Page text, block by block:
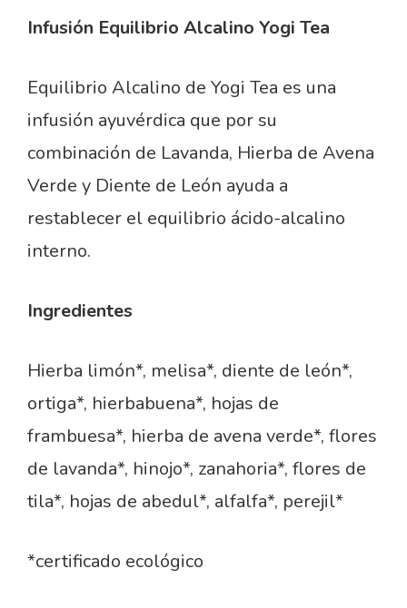
Infusión Equilibrio Alcalino Yogi Tea
Equilibrio Alcalino de Yogi Tea es una
infusión ayuvérdica que por su
combinación de Lavanda, Hierba de Avena
Verde y Diente de León ayuda a
restablecer el equilibrio ácido-alcalino
interno.
Ingredientes
Hierba limón*, melisa*, diente de león*,
ortiga*, hierbabuena*, hojas de
frambuesa*, hierba de avena verde*, flores
de lavanda*, hinojo*, zanahoria*, flores de
tila*, hojas de abedul*, alfalfa*, perejil*
*certificado ecológico